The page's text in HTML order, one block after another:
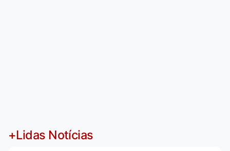
+Lidas Notícias